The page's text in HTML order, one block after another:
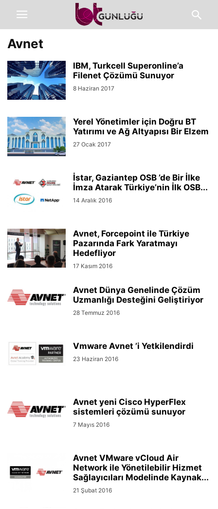
Avnet
IBM, Turkcell Superonline’a
Filenet Çözümü Sunuyor
8 Haziran 2017
Yerel Yönetimler için Doğru BT
Yatırımı ve Ağ Altyapısı Bir Elzem
27 Ocak 2017
İstar, Gaziantep OSB ’de Bir İlke
İmza Atarak Türkiye’nin İlk OSB...
14 Aralık 2016
Avnet, Forcepoint ile Türkiye
Pazarında Fark Yaratmayı
Hedefliyor
17 Kasım 2016
Avnet Dünya Genelinde Çözüm
Uzmanlığı Desteğini Geliştiriyor
28 Temmuz 2016
Vmware Avnet ’i Yetkilendirdi
23 Haziran 2016
Avnet yeni Cisco HyperFlex
sistemleri çözümü sunuyor
7 Mayıs 2016
Avnet VMware vCloud Air
Network ile Yönetilebilir Hizmet
Sağlayıcıları Modelinde Kaynak...
21 Şubat 2016